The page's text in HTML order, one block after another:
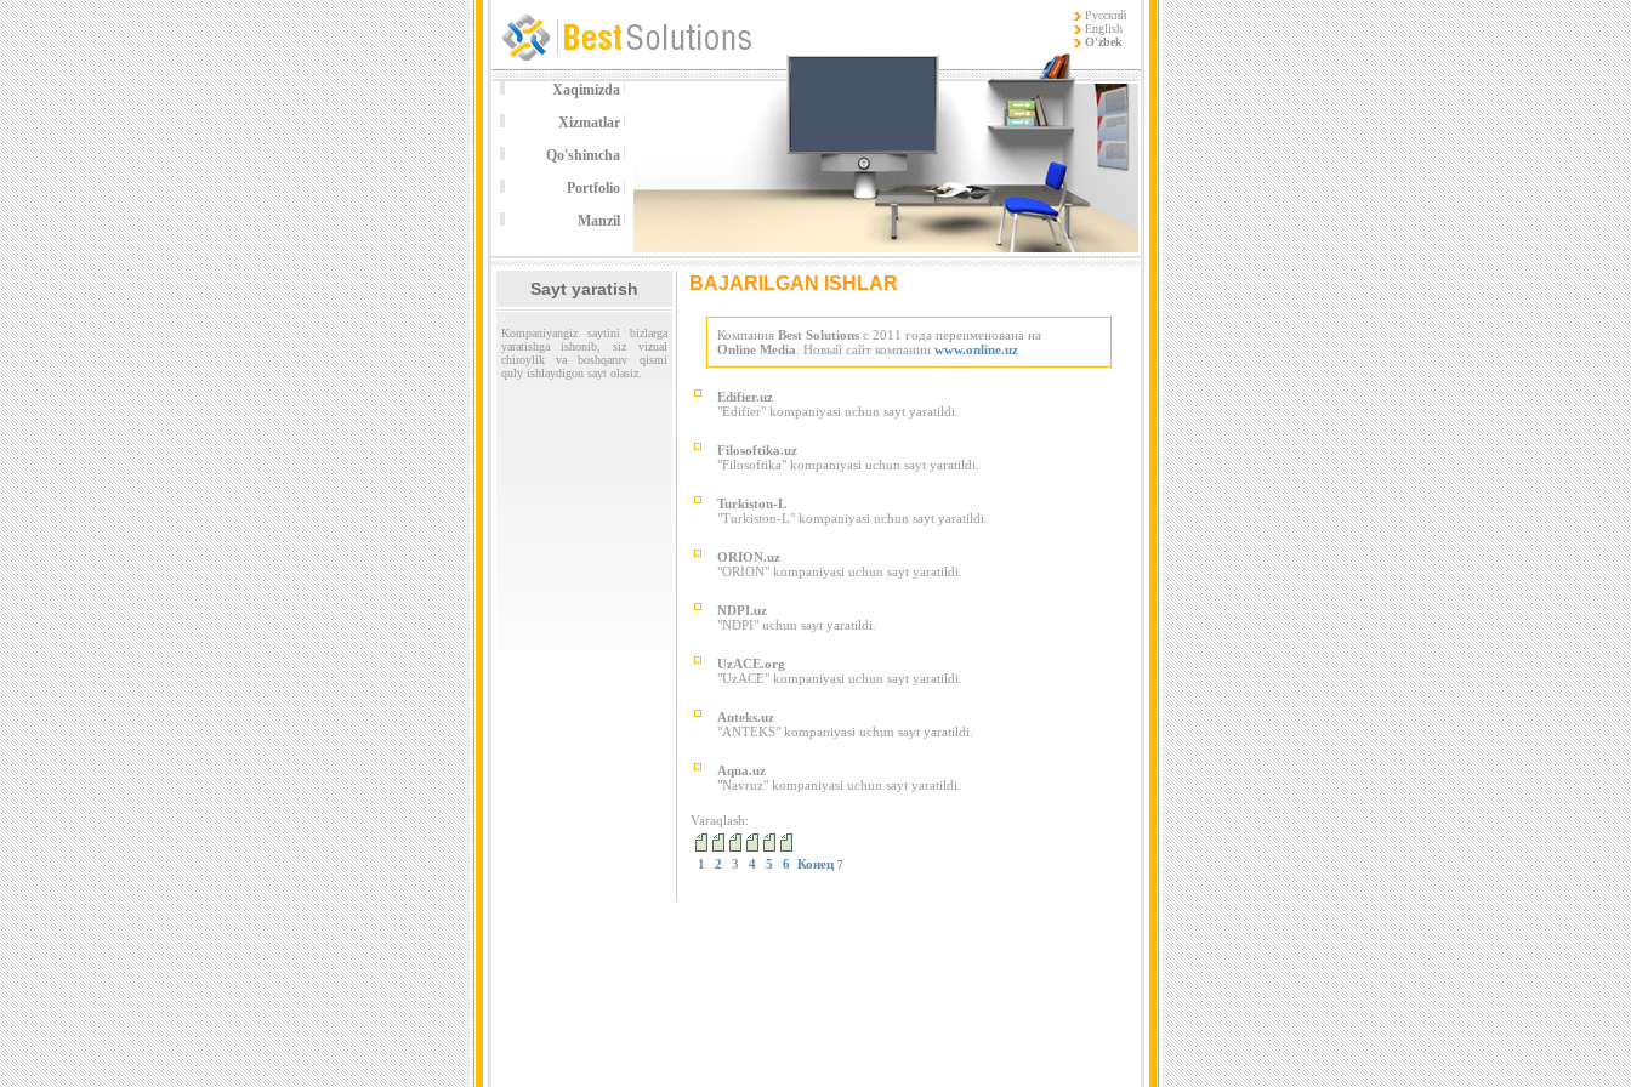
Xaqimizda
Xizmatlar
Qo'shimcha
Portfolio
Manzil
Русский
English
O'zbek
Sayt yaratish
Kompaniyangiz saytini bizlarga
yaratishga ishonib, siz vizual
chiroylik va boshqaruv qismi
quly ishlaydigon sayt olasiz.
BAJARILGAN ISHLAR
Компания Best Solutionsс 2011 года переименована на
Online Media . Новый сайт компании www.online.uz
Edifier.uz
"Edifier" kompaniyasi uchun sayt yaratildi.
Filosoftika.uz
"Filosoftika" kompaniyasi uchun sayt yaratildi.
Turkiston-L
"Turkiston-L" kompaniyasi uchun sayt yaratildi.
ORION.uz
"ORION" kompaniyasi uchun sayt yaratildi.
NDPI.uz
"NDPI" uchun sayt yaratildi.
UzACE.org
"UzACE" kompaniyasi uchun sayt yaratildi.
Anteks.uz
"ANTEKS" kompaniyasi uchun sayt yaratildi.
Aqua.uz
"Navruz" kompaniyasi uchun sayt yaratildi.
Varaqlash:
1 2 3 4 5 6 Конец 7